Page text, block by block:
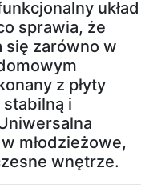
układ
sprawia, że
się zarówno w
z płyty
i
młodzieżowe,
wnętrze.